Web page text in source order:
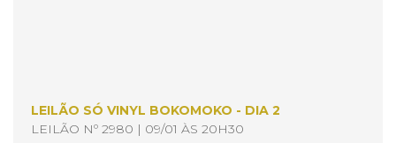
LEILÃO SÓ VINYL BOKOMOKO - DIA 2
LEILÃO Nº 2980 | 09/01 ÀS 20H30